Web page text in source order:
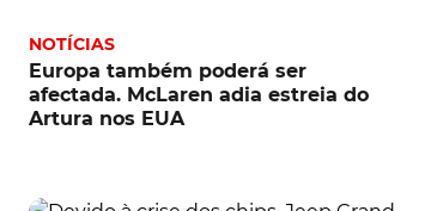
NOTÍCIAS
Europa também poderá ser
afectada. McLaren adia estreia do
Artura nos EUA